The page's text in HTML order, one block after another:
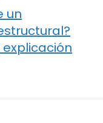
un
explicación